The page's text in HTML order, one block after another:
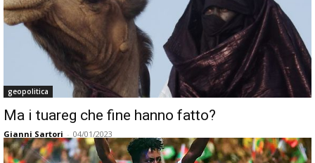
geopolitica
Ma i tuareg che fine hanno fatto?
Gianni Sartori - 04/01/2023